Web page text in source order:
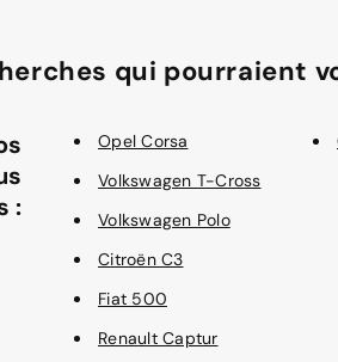
qui pourraient
:
Opel Corsa
Volkswagen T-Cross
Volkswagen Polo
Citroën C3
Fiat 500
Renault Captur